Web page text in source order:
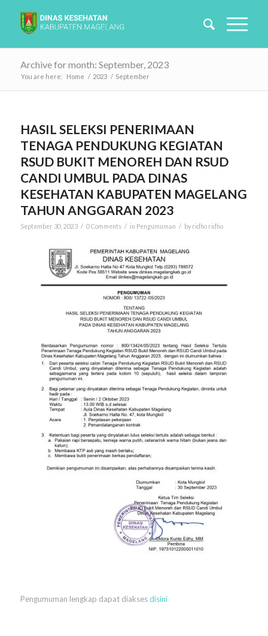
Archive for month: September, 2023
You are here: Home / 2023 / September
HASIL SELEKSI PENERIMAAN
TENAGA PENDUKUNG KEGIATAN
RSUD BUKIT MENOREH DAN RSUD
CANDI UMBUL PADA DINAS
KESEHATAN KABUPATEN MAGELANG
TAHUN ANGGARAN 2023
September 30, 2023 / 0 Comments / in Pengumuman / by ridho ridho
Pengumuman lengkap dapat diaksesdisini